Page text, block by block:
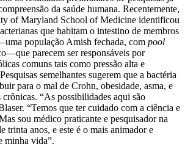
da saúde humana. Recentemente,
of Maryland School of Medicine identificou
que habitam o intestino de membros
população Amish fechada, com pool
parecem ser responsáveis por
comuns tais como pressão alta e
semelhantes sugerem que a bactéria
para o mal de Crohn, obesidade, asma, e
crônicas. “As possibilidades aqui são
“Temos que ter cuidado com a ciência e
sou médico praticante e pesquisador na
trinta anos, e este é o mais animador e
minha vida”.